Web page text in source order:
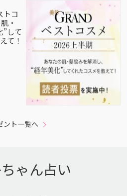
トコ
・
”して
て！
ント一覧へ
ゃん占い